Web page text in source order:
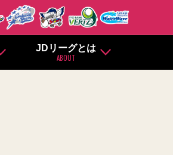
JDリーグとは
ABOUT